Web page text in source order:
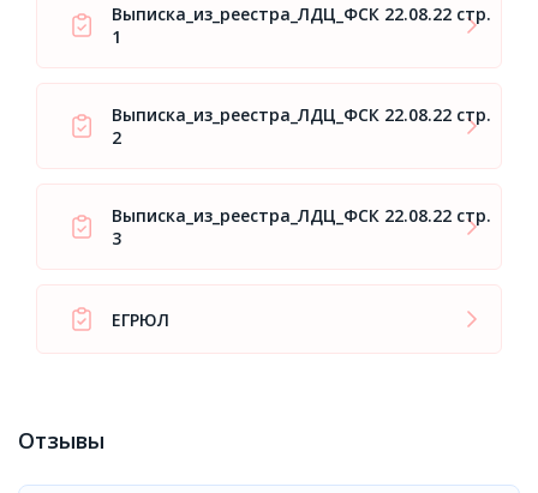
Выписка_из_реестра_ЛДЦ_ФСК 22.08.22 стр.
1
Выписка_из_реестра_ЛДЦ_ФСК 22.08.22 стр.
2
Выписка_из_реестра_ЛДЦ_ФСК 22.08.22 стр.
3
ЕГРЮЛ
Отзывы